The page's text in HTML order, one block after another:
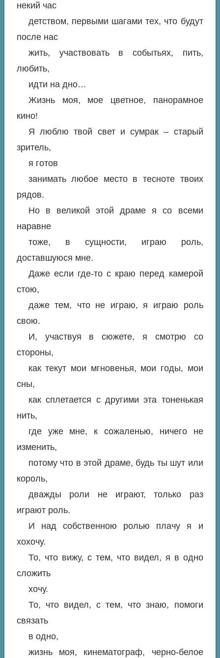
некий час
детством, первыми шагами тех, что будут
после нас
жить, участвовать в событьях, пить,
любить,
идти на дно…
Жизнь моя, мое цветное, панорамное
кино!
Я люблю твой свет и сумрак – старый
зритель,
я готов
занимать любое место в тесноте твоих
рядов.
Но в великой этой драме я со всеми
наравне
тоже, в сущности, играю роль,
доставшуюся мне.
Даже если где-то с краю перед камерой
стою,
даже тем, что не играю, я играю роль
свою.
И, участвуя в сюжете, я смотрю со
стороны,
как текут мои мгновенья, мои годы, мои
сны,
как сплетается с другими эта тоненькая
нить,
где уже мне, к сожаленью, ничего не
изменить,
потому что в этой драме, будь ты шут или
король,
дважды роли не играют, только раз
играют роль.
И над собственною ролью плачу я и
хохочу.
То, что вижу, с тем, что видел, я в одно
сложить
хочу.
То, что видел, с тем, что знаю, помоги
связать
в одно,
жизнь моя, кинематограф, черно-белое